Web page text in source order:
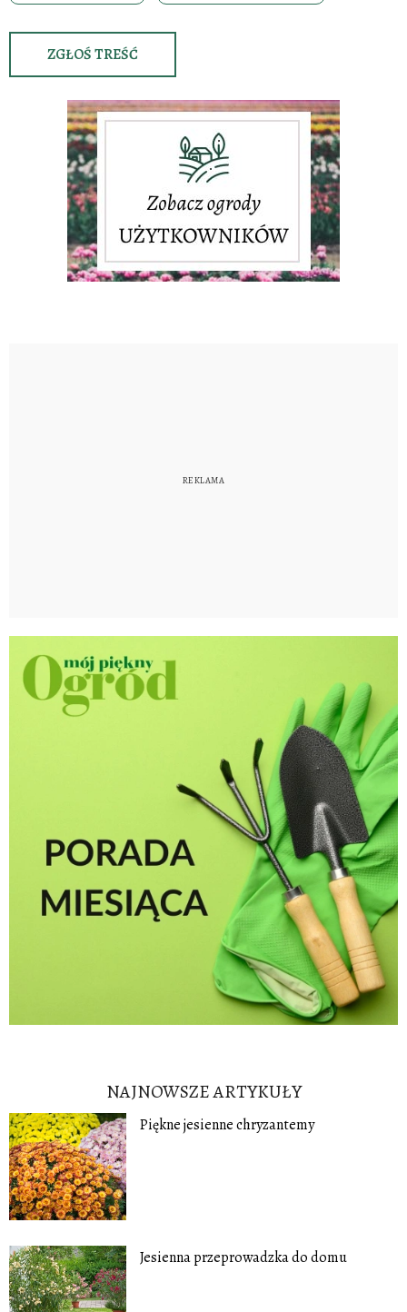
ZGŁOŚ TREŚĆ
NAJNOWSZE ARTYKUŁY
Piękne jesienne chryzantemy
Jesienna przeprowadzka do domu